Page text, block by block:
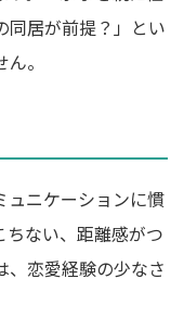
同居が前提？」とい
。
ュニケーションに慣
ちない、距離感がつ
、恋愛経験の少なさ